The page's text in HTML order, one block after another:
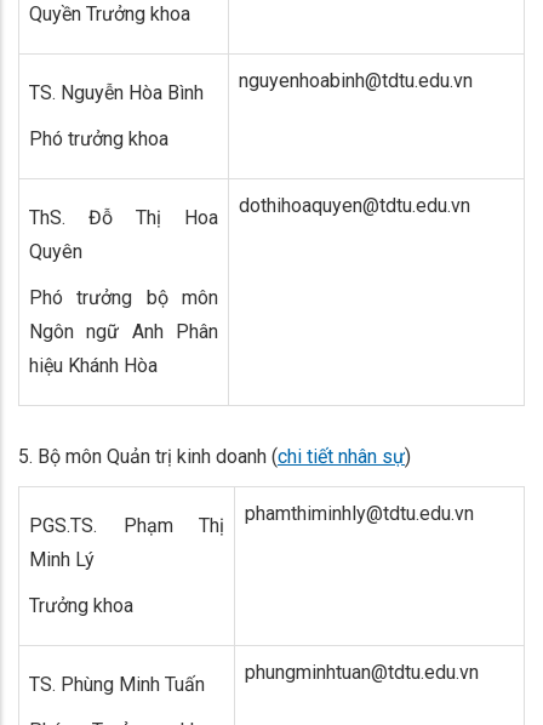
Quyền Trưởng khoa
TS. Nguyễn Hòa Bình
Phó trưởng khoa
nguyenhoabinh@tdtu.edu.vn
ThS. Đỗ Thị Hoa
Quyên
Phó trưởng bộ môn
Ngôn ngữ Anh Phân
hiệu Khánh Hòa
dothihoaquyen@tdtu.edu.vn
5. Bộ môn Quản trị kinh doanh (chi tiết nhân sự)
PGS.TS. Phạm Thị
Minh Lý
Trưởng khoa
phamthiminhly@tdtu.edu.vn
TS. Phùng Minh Tuấn
phungminhtuan@tdtu.edu.vn